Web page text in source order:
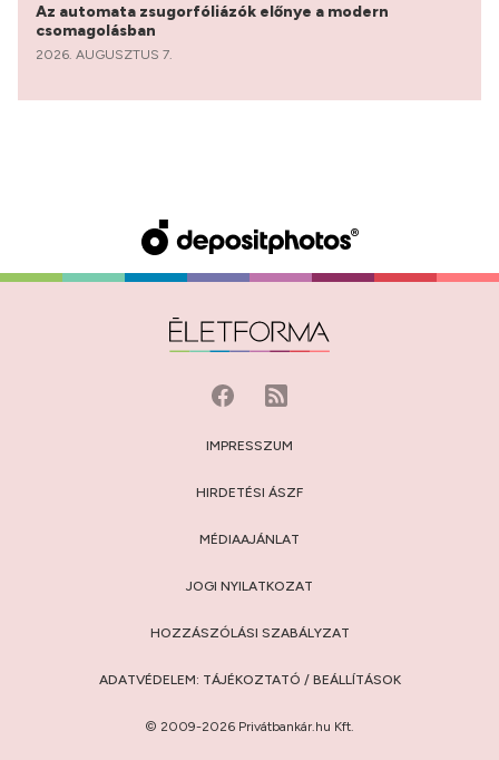
Az automata zsugorfóliázók előnye a modern
csomagolásban
2026. AUGUSZTUS 7.
IMPRESSZUM
HIRDETÉSI ÁSZF
MÉDIAAJÁNLAT
JOGI NYILATKOZAT
HOZZÁSZÓLÁSI SZABÁLYZAT
ADATVÉDELEM: TÁJÉKOZTATÓ / BEÁLLÍTÁSOK
© 2009-2026 Privátbankár.hu Kft.